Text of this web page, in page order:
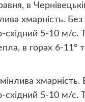
в
хмарність. Без
східний 5-10 м/с.
в горах 6-11°
хмарність.
східний 5-10 м/с.